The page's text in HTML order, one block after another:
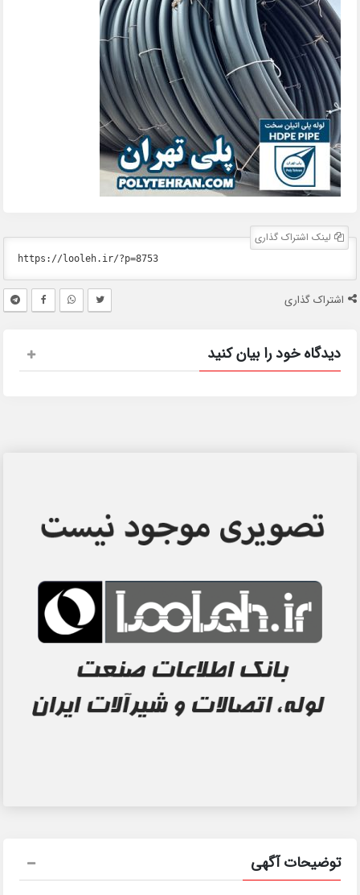
لینک اشتراک گذاری
اشتراک گذاری
دیدگاه خود را بیان کنید
توضیحات آگهی